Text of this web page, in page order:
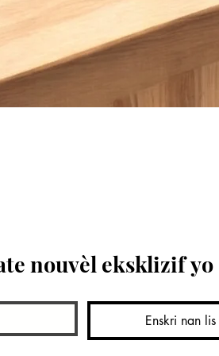
nouvèl eksklizif yo
Enskri nan